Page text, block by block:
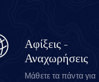
Αφίξεις -
Αναχωρήσεις
Μάθετε τα πάντα για